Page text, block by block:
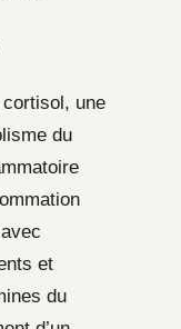
une
du
et
du